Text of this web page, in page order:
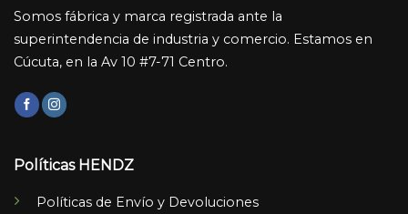
Somos fábrica y marca registrada ante la
superintendencia de industria y comercio. Estamos en
Cúcuta, en la Av 10 #7-71 Centro.
Políticas HENDZ
Políticas de Envío y Devoluciones